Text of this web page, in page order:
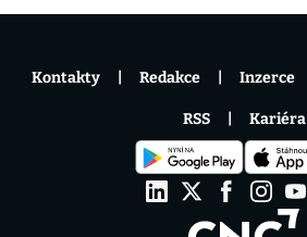
Kontakty Redakce Inzerce
RSS Kariéra